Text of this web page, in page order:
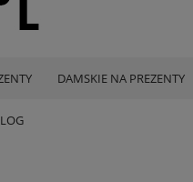
DAMSKIE NA PREZENTY